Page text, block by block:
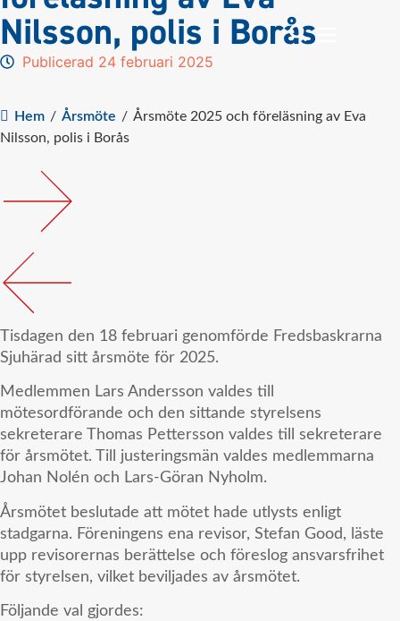
Nilsson, polis i Borås
Publicerad 24 februari 2025
Hem / Årsmöte / Årsmöte 2025 och föreläsning av Eva
Nilsson, polis i Borås
Tisdagen den 18 februari genomförde Fredsbaskrarna
Sjuhärad sitt årsmöte för 2025.
Medlemmen Lars Andersson valdes till
mötesordförande och den sittande styrelsens
sekreterare Thomas Pettersson valdes till sekreterare
för årsmötet. Till justeringsmän valdes medlemmarna
Johan Nolén och Lars-Göran Nyholm.
Årsmötet beslutade att mötet hade utlysts enligt
stadgarna. Föreningens ena revisor, Stefan Good, läste
upp revisorernas berättelse och föreslog ansvarsfrihet
för styrelsen, vilket beviljades av årsmötet.
Följande val gjordes: